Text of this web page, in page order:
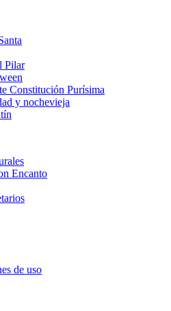
Pilar
Constitución Purísima
y nochevieja
Encanto
de uso